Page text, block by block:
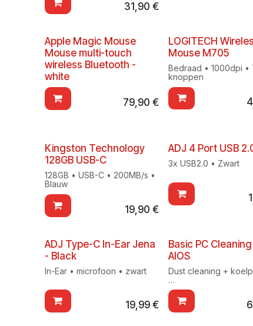
31,90 €
Apple Magic Mouse
Mouse multi-touch
wireless Bluetooth -
white
79,90 €
LOGITECH
Mouse M705
Bedraad • 1000dpi •
knoppen
Kingston Technology
128GB USB-C
128GB • USB-C • 200MB/s •
Blauw
19,90 €
ADJ 4 Port USB
3x USB2.0 • Zwart
ADJ Type-C In-Ear Jena
- Black
In-Ear • microfoon • zwart
19,99 €
Basic PC
AIOS
Dust cleaning +
PC binnenbrengen bij
in Eke!